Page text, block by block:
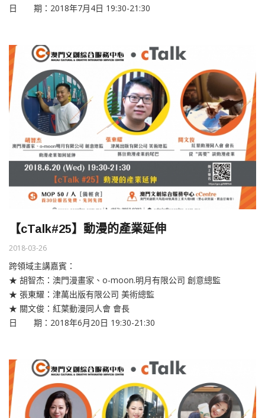
日 期：2018年7月4日 19:30-21:30
【cTalk#25】動漫的產業延伸
2018-03-26
跨領域主講嘉賓：
★ 胡智杰：澳門漫畫家、o-moon.明月有限公司 創意總監
★ 張東耀：津萬出版有限公司 美術總監
★ 關文俊：紅葉動漫同人會 會長
日 期：2018年6月20日 19:30-21:30